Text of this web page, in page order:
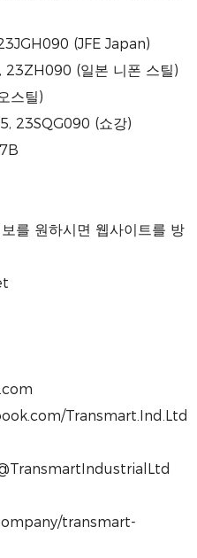
(JFE Japan)
(일본 니폰 스틸)
스틸)
23SQG090 (쇼강)
를 원하시면 웹사이트를 방
Transmart.Ind.Ltd
transmart-